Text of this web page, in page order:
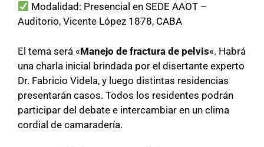
Modalidad: Presencial en SEDE AAOT –
Auditorio, Vicente López 1878, CABA
El tema será «Manejo de fractura de pelvis«. Habrá
una charla inicial brindada por el disertante experto
Dr. Fabricio Videla, y luego distintas residencias
presentarán casos. Todos los residentes podrán
participar del debate e intercambiar en un clima
cordial de camaradería.